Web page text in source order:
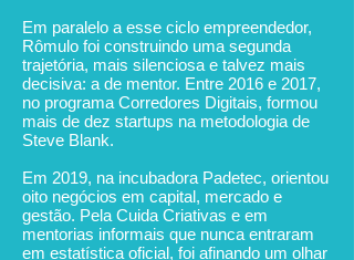
Em paralelo a esse ciclo empreendedor,
Rômulo foi construindo uma segunda
trajetória, mais silenciosa e talvez mais
decisiva: a de mentor. Entre 2016 e 2017,
no programa Corredores Digitais, formou
mais de dez startups na metodologia de
Steve Blank.
Em 2019, na incubadora Padetec, orientou
oito negócios em capital, mercado e
gestão. Pela Cuida Criativas e em
mentorias informais que nunca entraram
em estatística oficial, foi afinando um olhar